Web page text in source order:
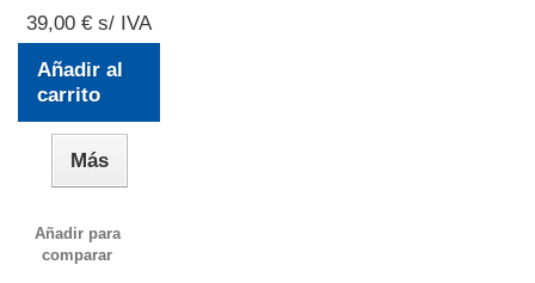
39,00 € s/ IVA
Añadir al
carrito
Más
Añadir para
comparar